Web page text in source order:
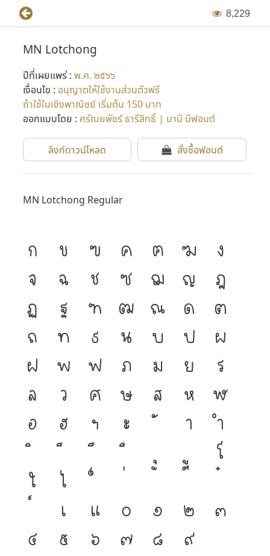
8,229
MN Lotchong
ปีที่เผยแพร่ : พ.ศ. ๒๕๖๖
เงื่อนไข : อนุญาตให้ใช้งานส่วนตัวฟรี
ถ้าใช้ในเชิงพาณิชย์ เริ่มต้น 150 บาท
ออกแบบโดย : ศรัณยพัชร์ ธารีสิทธิ์ | มานี มีฟอนต์
ลิงก์ดาวน์โหลด สั่งซื้อฟอนต์
MN Lotchong Regular
ก ข ฃ ค ฅ ฆ
ง
จ
ฉ ช ซ ฌ ญ
ฎ
ฏ
ฐ ฑ ฒ ณ ด
ต
ถ
ท ธ น บ ป
ผ
ฝ
พ ฟ ภ ม ย
ร
ล
ว ศ ษ ส ห
ฬ
อ
ฮ ฯ ะ า
ำ
โ
ใ
ไ
เ
แ ๐ ๑ ๒
๓
๔
๕ ๖ ๗ ๘ ๙